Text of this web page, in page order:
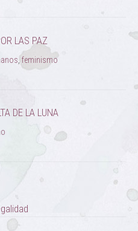
LAS PAZ
feminismo
DE LA LUNA